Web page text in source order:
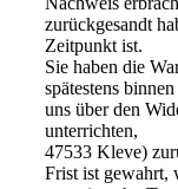
zurückgesandt
Zeitpunkt ist.
Sie haben die
spätestens
uns über den
unterrichten,
47533 Kleve)
Frist ist gewahrt,